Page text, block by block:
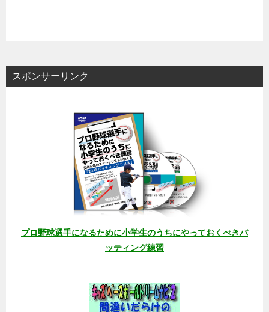
スポンサーリンク
プロ野球選手になるために小学生のうちにやっておくべきバ
ッティング練習